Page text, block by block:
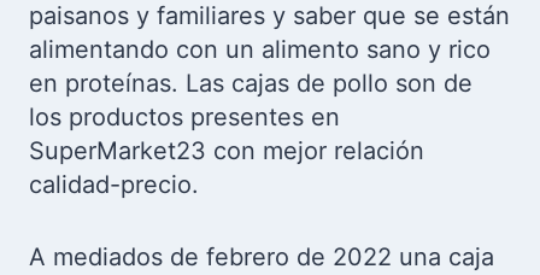
paisanos y familiares y saber que se están
alimentando con un alimento sano y rico
en proteínas. Las cajas de pollo son de
los productos presentes en
SuperMarket23 con mejor relación
calidad-precio.
A mediados de febrero de 2022 una caja